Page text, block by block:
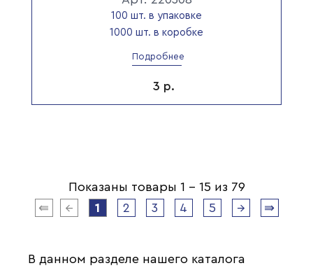
100 шт. в упаковке
1000 шт. в коробке
Подробнее
3 р.
Показаны товары 1 - 15 из 79
⇚
← 1 2 3 4 5 → ⇛
В данном разделе нашего каталога